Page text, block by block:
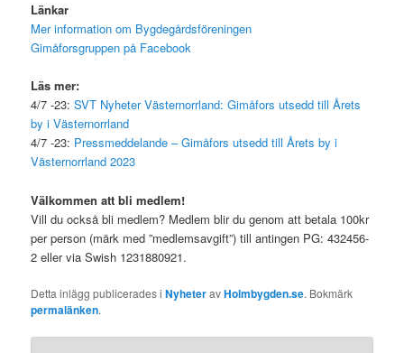
Länkar
Mer information om Bygdegårdsföreningen
Gimåforsgruppen på Facebook
Läs mer:
4/7 -23:SVT Nyheter Västernorrland: Gimåfors utsedd till Årets
by i Västernorrland
4/7 -23: Pressmeddelande – Gimåfors utsedd till Årets by i
Västernorrland 2023
Välkommen att bli medlem!
Vill du också bli medlem? Medlem blir du genom att betala 100kr
per person (märk med ”medlemsavgift”) till antingen PG: 432456-
2 eller via Swish 1231880921.
Detta inlägg publicerades iNyheteravHolmbygden.se. Bokmärk
permalänken.